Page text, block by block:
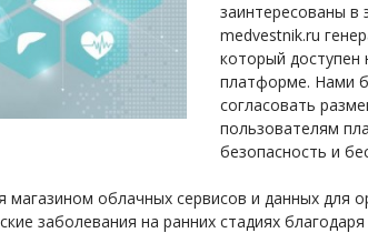
заинтересованы в
medvestnik.ru
который
платформе. Нами
согласовать
пользователям
безопасность и
магазином облачных сервисов и данных
заболевания на ранних стадиях